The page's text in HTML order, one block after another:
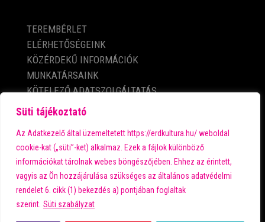
Süti tájékoztató
Az Adatkezelő által üzemeltetett https://erdkultura.hu/ weboldal
cookie-kat („süti”-ket) alkalmaz. Ezek a fájlok különböző
információkat tárolnak webes böngészőjében. Ehhez az érintett,
vagyis az Ön hozzájárulása szükséges az általános adatvédelmi
rendelet 6. cikk (1) bekezdés a) pontjában foglaltak
szerint. Süti szabályzat
TEREMBÉRLET
ELÉRHETŐSÉGEINK
KÖZÉRDEKŰ INFORMÁCIÓK
MUNKATÁRSAINK
KÖTELEZŐ ADATSZOLGÁLTATÁS
ADATVÉDELMI TÁJÉKOZTATÓ
IMPRESSZUM
A városi kultúra fő támogatója: